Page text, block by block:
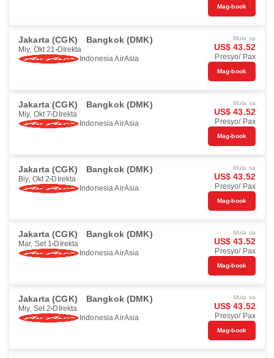
Mag-book
Jakarta (CGK) Bangkok (DMK)
Miy, Okt 21 DIrekta
Indonesia AirAsia
Mula sa
US$ 43.52
Presyo/ Pax
Mag-book
Jakarta (CGK) Bangkok (DMK)
Miy, Okt 7 DIrekta
Indonesia AirAsia
Mula sa
US$ 43.52
Presyo/ Pax
Mag-book
Jakarta (CGK) Bangkok (DMK)
Biy, Okt 2 DIrekta
Indonesia AirAsia
Mula sa
US$ 43.52
Presyo/ Pax
Mag-book
Jakarta (CGK) Bangkok (DMK)
Mar, Set 1 DIrekta
Indonesia AirAsia
Mula sa
US$ 43.52
Presyo/ Pax
Mag-book
Jakarta (CGK) Bangkok (DMK)
Miy, Set 2 DIrekta
Indonesia AirAsia
Mula sa
US$ 43.52
Presyo/ Pax
Mag-book